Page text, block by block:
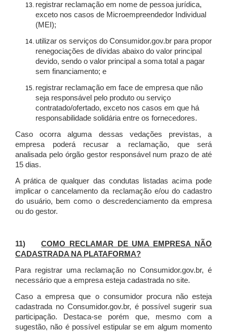
registrar reclamação em nome de pessoa jurídica,
exceto nos casos de Microempreendedor Individual
(MEI);
utilizar os serviços do Consumidor.gov.br para propor
renegociações de dívidas abaixo do valor principal
devido, sendo o valor principal a soma total a pagar
sem financiamento; e
registrar reclamação em face de empresa que não
seja responsável pelo produto ou serviço
contratado/ofertado, exceto nos casos em que há
responsabilidade solidária entre os fornecedores.
Caso ocorra alguma dessas vedações previstas, a
empresa poderá recusar a reclamação, que será
analisada pelo órgão gestor responsável num prazo de até
15 dias.
A prática de qualquer das condutas listadas acima pode
implicar o cancelamento da reclamação e/ou do cadastro
do usuário, bem como o descredenciamento da empresa
ou do gestor.
11)COMO RECLAMAR DE UMA EMPRESA NÃO
CADASTRADA NA PLATAFORMA?
Para registrar uma reclamação no Consumidor.gov.br, é
necessário que a empresa esteja cadastrada no site.
Caso a empresa que o consumidor procura não esteja
cadastrada no Consumidor.gov.br, é possível sugerir sua
participação. Destaca-se porém que, mesmo com a
sugestão, não é possível estipular se em algum momento